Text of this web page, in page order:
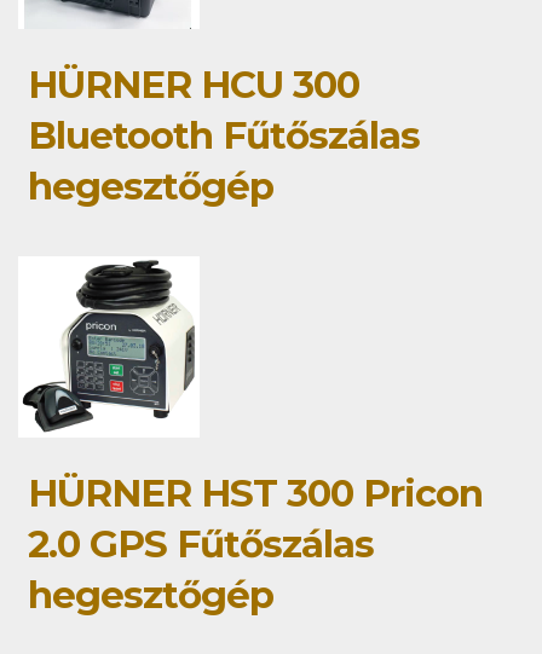
HÜRNER HCU 300
Bluetooth Fűtőszálas
hegesztőgép
HÜRNER HST 300 Pricon
2.0 GPS Fűtőszálas
hegesztőgép